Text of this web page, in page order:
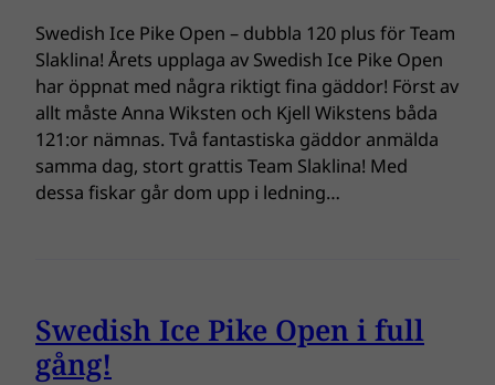
Swedish Ice Pike Open – dubbla 120 plus för Team
Slaklina! Årets upplaga av Swedish Ice Pike Open
har öppnat med några riktigt fina gäddor! Först av
allt måste Anna Wiksten och Kjell Wikstens båda
121:or nämnas. Två fantastiska gäddor anmälda
samma dag, stort grattis Team Slaklina! Med
dessa fiskar går dom upp i ledning…
Swedish Ice Pike Open i full
gång!